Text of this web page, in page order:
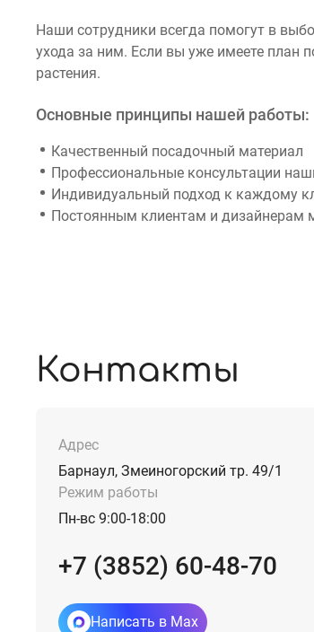
Наши сотрудники всегда помогут в
ухода за ним. Если вы уже имеете план
растения.
Основные принципы нашей работы:
Качественный посадочный материал
Профессиональные консультации
Индивидуальный подход к каждому
Постоянным клиентам и дизайнерам
Контакты
Адрес
Барнаул, Змеиногорский тр. 49/1
Режим работы
Пн-вс 9:00-18:00
+7 (3852) 60-48-70
Написать в Max